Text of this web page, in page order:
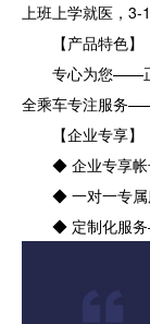
上班上学就医，3-
【产品特色】
专心为您——
全乘车专注服务
【企业专享】
◆ 企业专享
◆ 一对一专
◆ 定制化服